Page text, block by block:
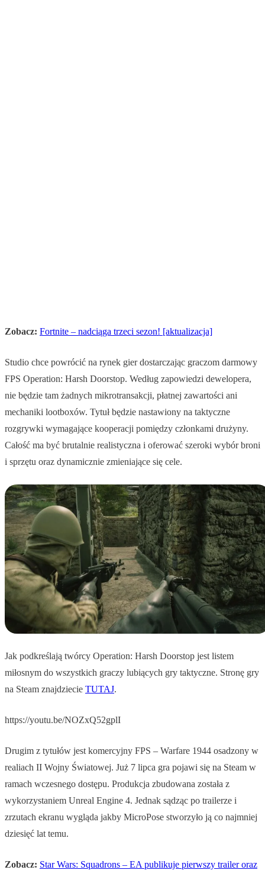
Zobacz: Fortnite – nadciąga trzeci sezon! [aktualizacja]
Studio chce powrócić na rynek gier dostarczając graczom darmowy
FPS Operation: Harsh Doorstop. Według zapowiedzi dewelopera,
nie będzie tam żadnych mikrotransakcji, płatnej zawartości ani
mechaniki lootboxów. Tytuł będzie nastawiony na taktyczne
rozgrywki wymagające kooperacji pomiędzy członkami drużyny.
Całość ma być brutalnie realistyczna i oferować szeroki wybór broni
i sprzętu oraz dynamicznie zmieniające się cele.
Jak podkreślają twórcy Operation: Harsh Doorstop jest listem
miłosnym do wszystkich graczy lubiących gry taktyczne. Stronę gry
na Steam znajdziecie TUTAJ.
https://youtu.be/NOZxQ52gplI
Drugim z tytułów jest komercyjny FPS – Warfare 1944 osadzony w
realiach II Wojny Światowej. Już 7 lipca gra pojawi się na Steam w
ramach wczesnego dostępu. Produkcja zbudowana została z
wykorzystaniem Unreal Engine 4. Jednak sądząc po trailerze i
zrzutach ekranu wygląda jakby MicroPose stworzyło ją co najmniej
dziesięć lat temu.
Zobacz: Star Wars: Squadrons – EA publikuje pierwszy trailer oraz